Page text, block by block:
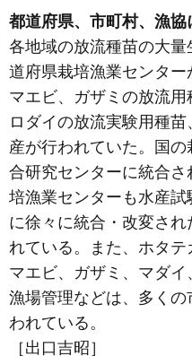
都道府県、市町村、漁協
各地域の放流種苗の大
道府県栽培漁業センタ
マエビ、ガザミの放流
ロダイの放流実験用種
産が行われていた。国
合研究センターに統合
培漁業センターも水産
に徐々に統合・改変さ
れている。また、ホタ
マエビ、ガザミ、マダ
漁場管理などは、多く
われている。
［出口吉昭］